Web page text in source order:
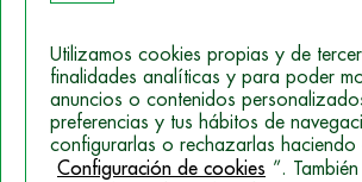
Política de Cookies
Mapa del sitio
Politica de Privacidad
Utilizamos cookies propias y de
finalidades analíticas y para poder
anuncios o contenidos
preferencias y tus hábitos de
configurarlas o rechazarlas haciendo
Configuración de cookies ”.